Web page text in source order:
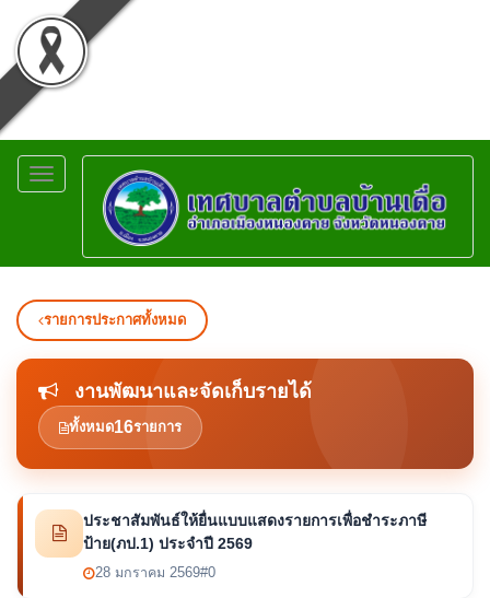
Toggle
navigation
รายการประกาศทั้งหมด
งานพัฒนาและจัดเก็บรายได้
ทั้งหมด16รายการ
ประชาสัมพันธ์ให้ยื่นแบบแสดงรายการเพื่อชำระภาษี
ป้าย(ภป.1) ประจำปี 2569
28 มกราคม 2569#0